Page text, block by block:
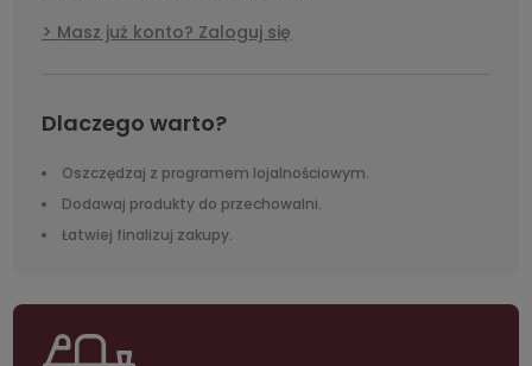
Masz już konto? Zaloguj się
Dlaczego warto?
Oszczędzaj z programem lojalnościowym.
Dodawaj produkty do przechowalni.
Łatwiej finalizuj zakupy.